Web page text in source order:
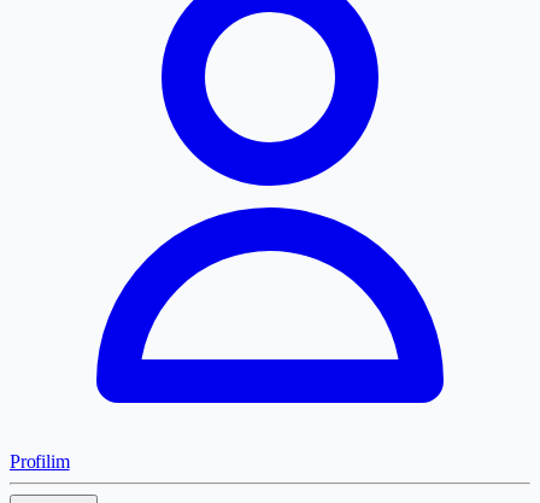
Profilim